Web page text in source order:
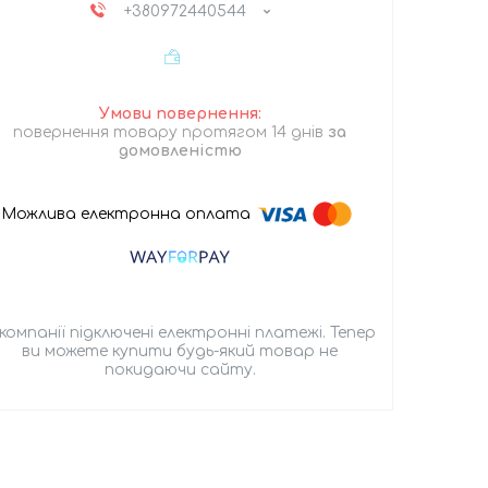
+380972440544
повернення товару протягом 14 днів за
домовленістю
підключені електронні платежі. Тепер
ви можете купити будь-який товар не
покидаючи сайту.